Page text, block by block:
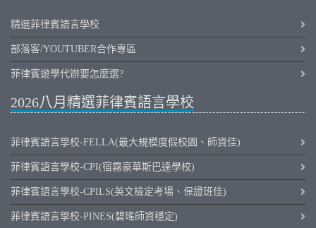
精選菲律賓語言學校
部落客/YOUTUBER合作專區
菲律賓遊學代辦要怎麼選?
2026八月精選菲律賓語言學校
菲律賓語言學校-FELLA(最大規模度假校園、師資佳)
菲律賓語言學校-CPI(宿霧豪華斯巴達學校)
菲律賓語言學校-CPILS(英文檢定考場、保證班佳)
菲律賓語言學校-PINES(碧瑤師資穩定)